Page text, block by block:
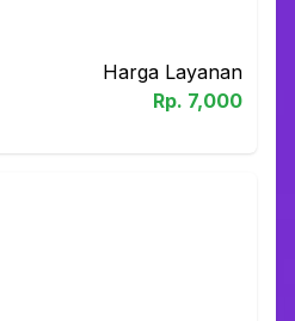
Harga Layanan
Rp. 7,000